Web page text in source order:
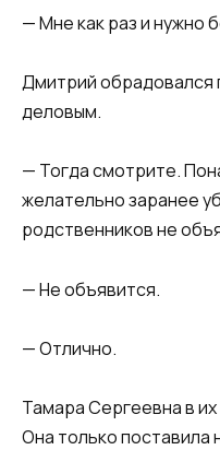
— Мне как раз и нужно
Дмитрий обрадовался
деловым.
— Тогда смотрите.
желательно заранее
родственников не
— Не объявится.
— Отлично.
Тамара Сергеевна в
Она только поставила